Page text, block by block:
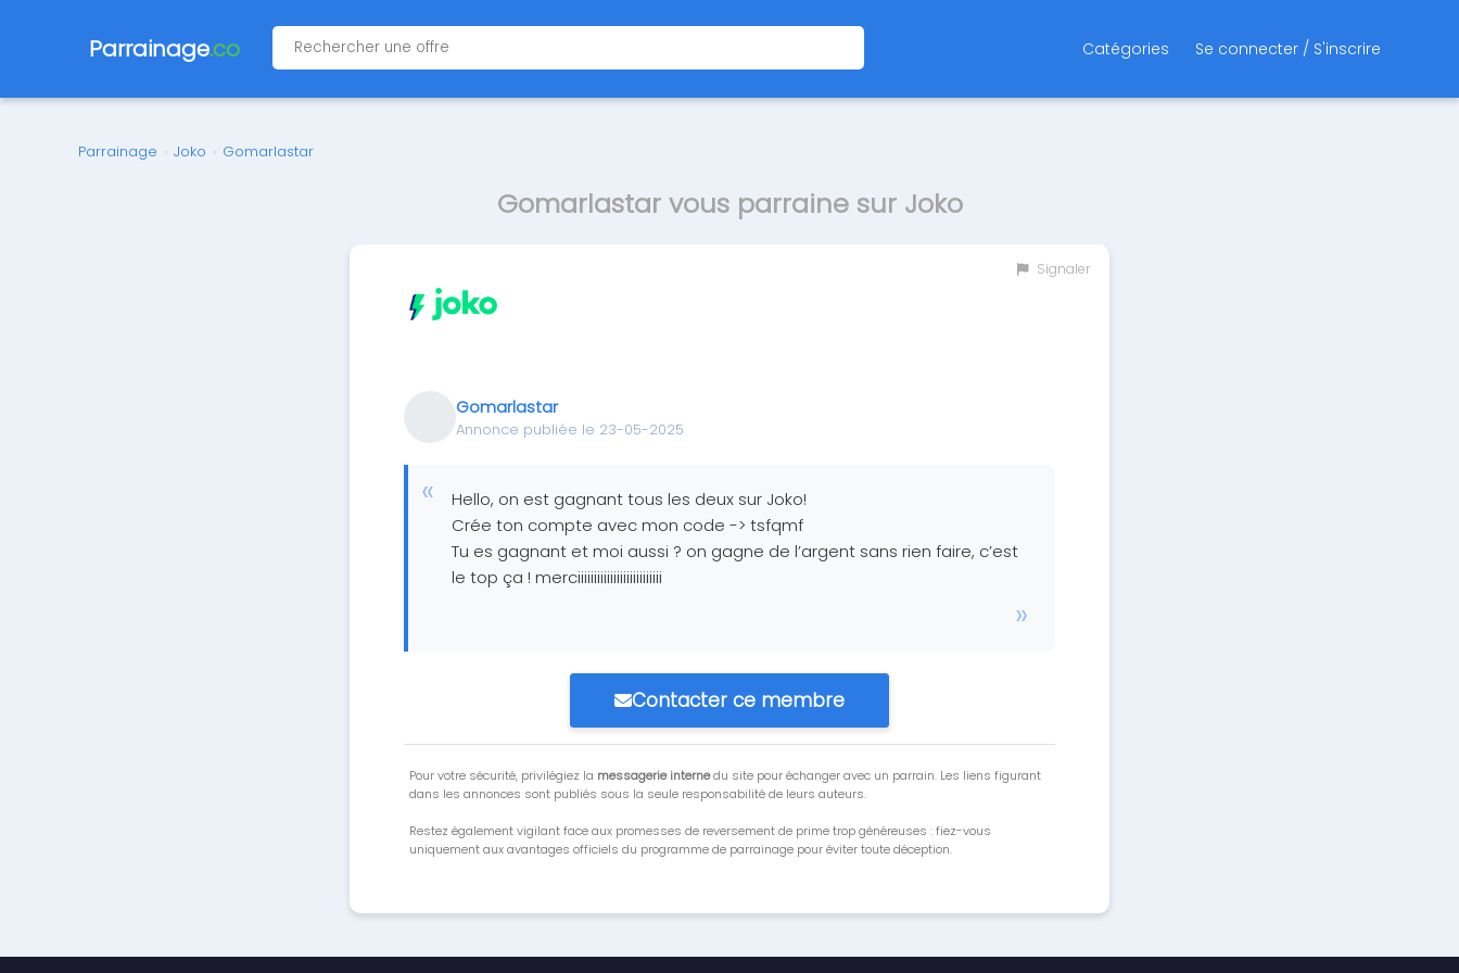
Parrainage.co Catégories Se connecter / S'inscrire
Parrainage › Joko › Gomarlastar
Gomarlastar vous parraine sur Joko
Signaler
Gomarlastar
Annonce publiée le 23-05-2025
Hello, on est gagnant tous les deux sur Joko!
Crée ton compte avec mon code -> tsfqmf
Tu es gagnant et moi aussi ? on gagne de l’argent sans rien faire, c’est
le top ça ! merciiiiiiiiiiiiiiiiiiiiiiiiii
Contacter ce membre
Pour votre sécurité, privilégiez la messagerie internedu site pour échanger avec un parrain. Les liens figurant
dans les annonces sont publiés sous la seule responsabilité de leurs auteurs.
Restez également vigilant face aux promesses de reversement de prime trop généreuses : fiez-vous
uniquement aux avantages officiels du programme de parrainage pour éviter toute déception.